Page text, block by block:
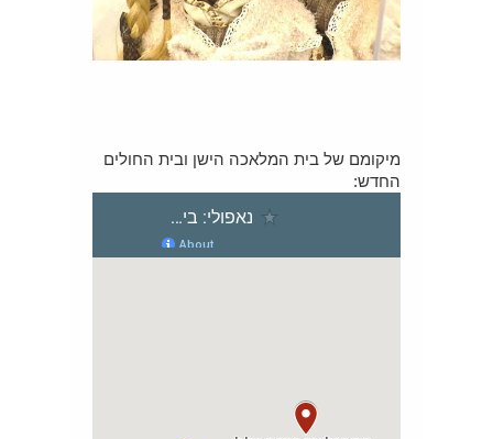
מיקומם של בית המלאכה הישן ובית החולים
החדש: